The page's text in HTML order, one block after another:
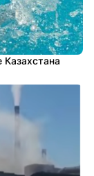
Казахстана